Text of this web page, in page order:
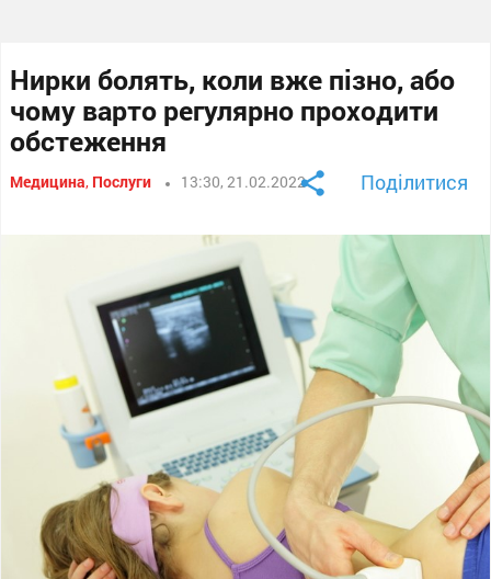
Нирки болять, коли вже пізно, або
чому варто регулярно проходити
обстеження
Медицина, Послуги 13:30, 21.02.2022 Поділитися